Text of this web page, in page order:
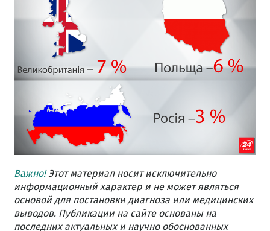
Важно!Этот материал носит исключительно
информационный характер и не может являться
основой для постановки диагноза или медицинских
выводов. Публикации на сайте основаны на
последних актуальных и научно обоснованных